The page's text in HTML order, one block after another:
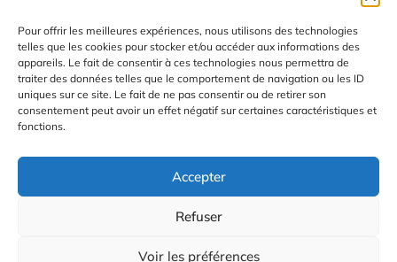
Pour offrir les meilleures expériences, nous utilisons des technologies
telles que les cookies pour stocker et/ou accéder aux informations des
appareils. Le fait de consentir à ces technologies nous permettra de
traiter des données telles que le comportement de navigation ou les ID
uniques sur ce site. Le fait de ne pas consentir ou de retirer son
consentement peut avoir un effet négatif sur certaines caractéristiques et
fonctions.
Accepter
Refuser
Voir les préférences
Mentions Légales
Plan du site
Gestion des Cookies
© 2026 Radio Calade